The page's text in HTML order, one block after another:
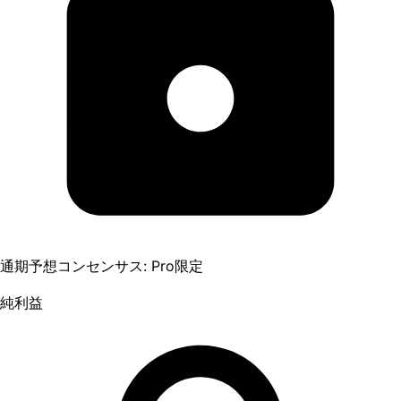
通期予想コンセンサス: Pro限定
純利益